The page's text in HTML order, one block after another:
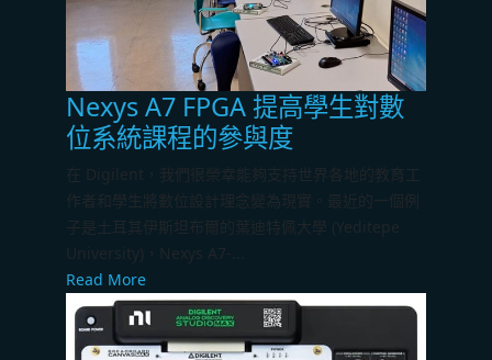
Nexys A7 FPGA 提高學生對數
位系統課程的參與度
在 Digilent，我們很榮幸能夠支持世界各地的教育工
作者和學生將數位設計理念變為現實。最近的一個例
子是土耳其伊斯坦布爾的葉迪特佩大學 (Yeditepe
University)，Nexys A7-...
Read More